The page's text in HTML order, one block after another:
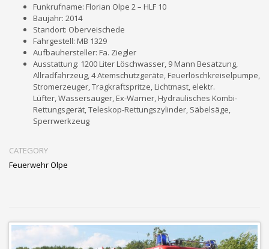
Funkrufname: Florian Olpe 2 – HLF 10
Baujahr: 2014
Standort: Oberveischede
Fahrgestell: MB 1329
Aufbauhersteller: Fa. Ziegler
Ausstattung: 1200 Liter Löschwasser, 9 Mann Besatzung,
Allradfahrzeug, 4 Atemschutzgeräte, Feuerlöschkreiselpumpe,
Stromerzeuger, Tragkraftspritze, Lichtmast, elektr.
Lüfter, Wassersauger, Ex-Warner, Hydraulisches Kombi-
Rettungsgerät, Teleskop-Rettungszylinder, Säbelsäge,
Sperrwerkzeug
CATEGORY
Feuerwehr Olpe